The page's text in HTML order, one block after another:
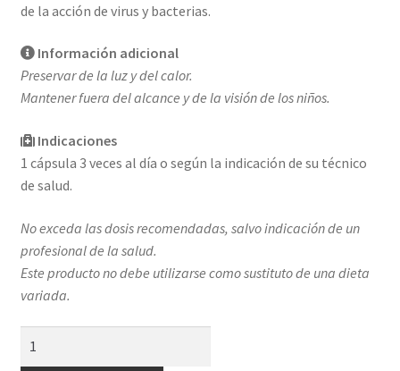
Política de privacidad
de la acción de virus y bacterias.
Información adicional
Preservar de la luz y del calor.
Mantener fuera del alcance y de la visión de los niños.
Indicaciones
1 cápsula 3 veces al día o según la indicación de su técnico
de salud.
No exceda las dosis recomendadas, salvo indicación de un
profesional de la salud.
Este producto no debe utilizarse como sustituto de una dieta
variada.